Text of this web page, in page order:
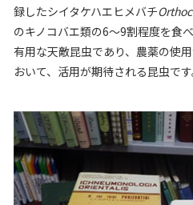
録したシイタケハエヒメバチ
のキノコバエ類の6～9割程度を食
有用な天敵昆虫であり、農薬の使
おいて、活用が期待される昆虫です